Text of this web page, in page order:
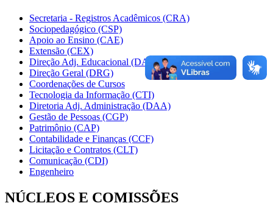
Secretaria - Registros Acadêmicos (CRA)
Sociopedagógico (CSP)
Apoio ao Ensino (CAE)
Extensão (CEX)
Direção Adj. Educacional (DAE)
Direção Geral (DRG)
Coordenações de Cursos
Tecnologia da Informação (CTI)
Diretoria Adj. Administração (DAA)
Gestão de Pessoas (CGP)
Patrimônio (CAP)
Contabilidade e Finanças (CCF)
Licitação e Contratos (CLT)
Comunicação (CDI)
Engenheiro
NÚCLEOS E COMISSÕES